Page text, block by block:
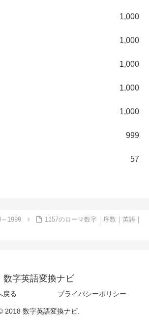
1,000
1,000
1,000
1,000
1,000
999
57
～1999
1157のローマ数字｜序数｜英語｜
数字英語変換ナビ
戻る プライバシーポリシー
2018 数字英語変換ナビ.